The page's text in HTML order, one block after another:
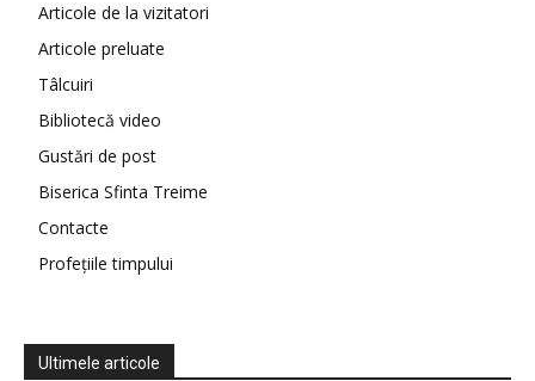
Articole de la vizitatori
Articole preluate
Tâlcuiri
Bibliotecă video
Gustări de post
Biserica Sfinta Treime
Contacte
Profețiile timpului
Ultimele articole